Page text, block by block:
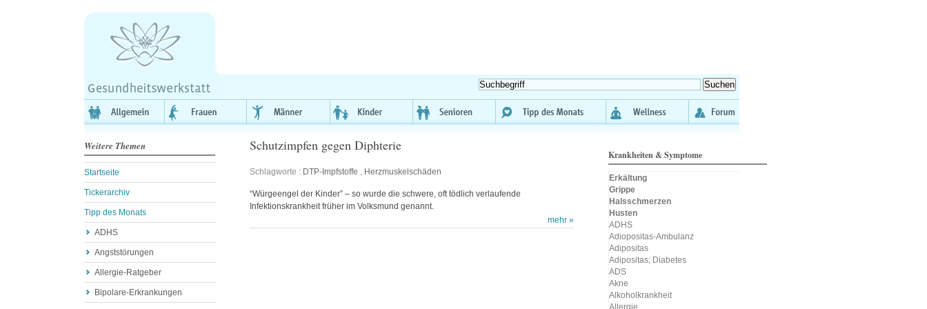
Weitere Themen
Startseite
Tickerarchiv
Tipp des Monats
ADHS
Angststörungen
Allergie-Ratgeber
Bipolare-Erkrankungen
Schutzimpfen gegen Diphterie
Schlagworte : DTP-Impfstoffe , Herzmuskelschäden
“Würgeengel der Kinder” – so wurde die schwere, oft tödlich verlaufende
Infektionskrankheit früher im Volksmund genannt.
mehr »
Krankheiten & Symptome
Erkältung
Grippe
Halsschmerzen
Husten
ADHS
Adiopositas-Ambulanz
Adipositas
Adipositas; Diabetes
ADS
Akne
Alkoholkrankheit
Allergie